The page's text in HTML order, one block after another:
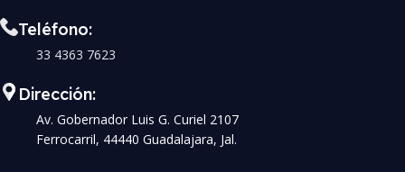
Teléfono:
33 4363 7623
Dirección:
Av. Gobernador Luis G. Curiel 2107
Ferrocarril, 44440 Guadalajara, Jal.